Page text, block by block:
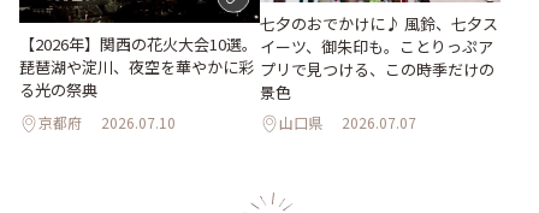
【2026年】関西の花火大会10選。
琵琶湖や淀川、夜空を華やかに彩
る光の祭典
京都府 2026.07.10
七夕のおでかけに♪ 風鈴、七夕ス
イーツ、御朱印も。ことりっぷア
プリで見つける、この時季だけの
景色
山口県 2026.07.07